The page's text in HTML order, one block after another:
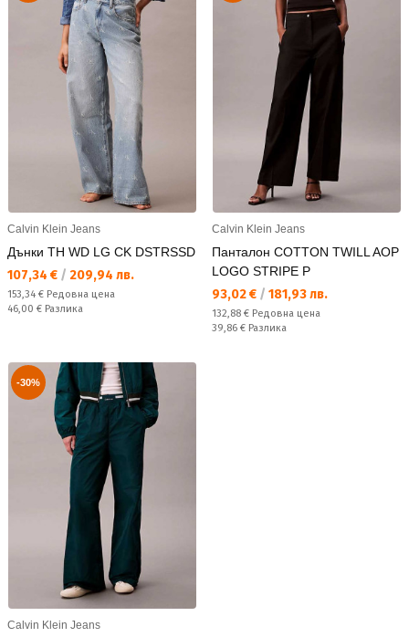
Calvin Klein Jeans
Дънки TH WD LG CK DSTRSSD
Текуща цена:
107,34 € / 209,94 лв.
Редовна цена:
153,34 € Редовна цена
Спестявате:
46,00 € Разлика
Calvin Klein Jeans
Панталон COTTON TWILL AOP
LOGO STRIPE P
Текуща цена:
93,02 € / 181,93 лв.
Редовна цена:
132,88 € Редовна цена
Спестявате:
39,86 € Разлика
-30%
Calvin Klein Jeans